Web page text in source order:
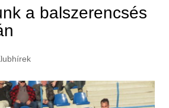
a balszerencsés